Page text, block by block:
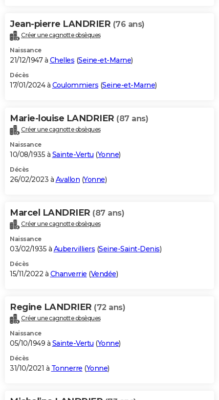
Jean-pierre LANDRIER (76 ans)
Créer une cagnotte obsèques
Naissance
21/12/1947 à Chelles (Seine-et-Marne)
Décès
17/01/2024 à Coulommiers (Seine-et-Marne)
Marie-louise LANDRIER (87 ans)
Créer une cagnotte obsèques
Naissance
10/08/1935 à Sainte-Vertu (Yonne)
Décès
26/02/2023 à Avallon (Yonne)
Marcel LANDRIER (87 ans)
Créer une cagnotte obsèques
Naissance
03/02/1935 à Aubervilliers (Seine-Saint-Denis)
Décès
15/11/2022 à Chanverrie (Vendée)
Regine LANDRIER (72 ans)
Créer une cagnotte obsèques
Naissance
05/10/1949 à Sainte-Vertu (Yonne)
Décès
31/10/2021 à Tonnerre (Yonne)